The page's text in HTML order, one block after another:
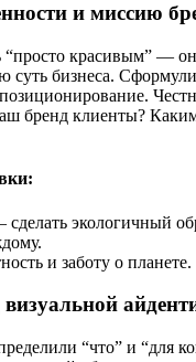
и миссию
“просто красивым” —
суть бизнеса.
бренд клиенты?
экологичный
и заботу о планете.
“что” и “для